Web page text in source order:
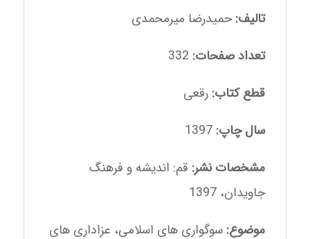
تالیف:حمیدرضا میرمحمدی
تعداد صفحات:
قطع کتاب: رقعی
سال چاپ:
مشخصات نشر: قم: اندیشه و فرهنگ
جاویدان، 1397
موضوع: سوگواری های اسلامی، عزاداری های